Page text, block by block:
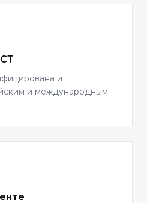
и
и международным